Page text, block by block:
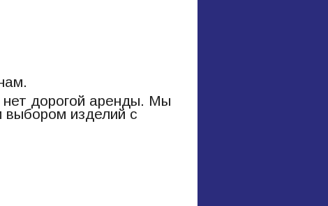
дорогой аренды. Мы
выбором изделий с